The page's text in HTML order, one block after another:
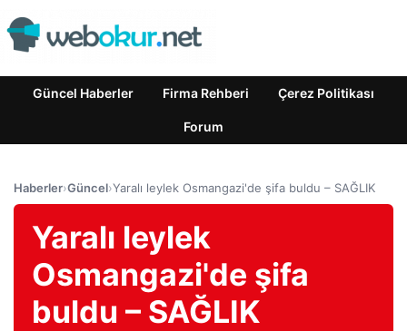
Güncel Haberler Firma Rehberi Çerez Politikası
Forum
Haberler›Güncel›Yaralı leylek Osmangazi'de şifa buldu – SAĞLIK
Yaralı leylek
Osmangazi'de şifa
buldu – SAĞLIK